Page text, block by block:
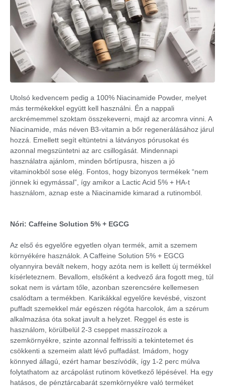
Utolsó kedvencem pedig a 100% Niacinamide Powder, melyet
más termékekkel együtt kell használni. Én a nappali
arckrémemmel szoktam összekeverni, majd az arcomra vinni. A
Niacinamide, más néven B3-vitamin a bőr regenerálásához járul
hozzá. Emellett segít eltüntetni a látványos pórusokat és
azonnal megszüntetni az arc csillogását. Mindennapi
használatra ajánlom, minden bőrtípusra, hiszen a jó
vitaminokból sose elég. Fontos, hogy bizonyos termékek “nem
jönnek ki egymással”, így amikor a Lactic Acid 5% + HA-t
használom, aznap este a Niacinamide kimarad a rutinomból.
Nóri: Caffeine Solution 5% + EGCG
Az első és egyelőre egyetlen olyan termék, amit a szemem
környékére használok. A Caffeine Solution 5% + EGCG
olyannyira bevált nekem, hogy azóta nem is kellett új termékkel
kísérleteznem. Bevallom, elsőként a kedvező ára fogott meg, túl
sokat nem is vártam tőle, azonban szerencsére kellemesen
csalódtam a termékben. Karikákkal egyelőre kevésbé, viszont
puffadt szemekkel már egészen régóta harcolok, ám a szérum
alkalmazása óta sokat javult a helyzet. Reggel és este is
használom, körülbelül 2-3 cseppet masszírozok a
szemkörnyékre, szinte azonnal felfrissíti a tekintetemet és
csökkenti a szemeim alatt lévő puffadást. Imádom, hogy
könnyed állagú, ezért hamar beszívódik, így 1-2 perc múlva
folytathatom az arcápolást rutinom következő lépésével. Ha egy
hatásos, de pénztárcabarát szemkörnyékre való terméket